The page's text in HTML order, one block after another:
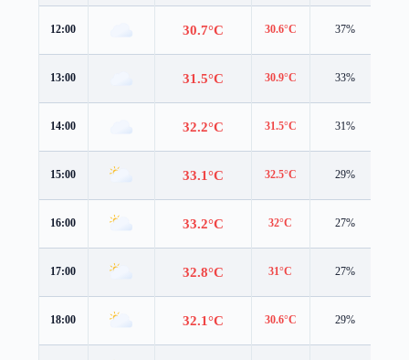
12:00 30.7°C 30.6°C 37%
13:00 31.5°C 30.9°C 33%
14:00 32.2°C 31.5°C 31%
15:00 33.1°C 32.5°C 29%
16:00 33.2°C 32°C 27%
17:00 32.8°C 31°C 27%
18:00 32.1°C 30.6°C 29%